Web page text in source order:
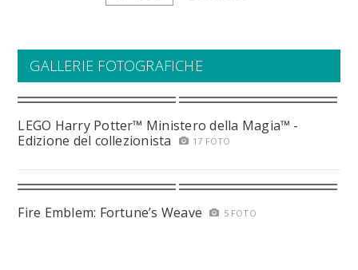
GALLERIE FOTOGRAFICHE
LEGO Harry Potter™ Ministero della Magia™ -
Edizione del collezionista
17 FOTO
Fire Emblem: Fortune’s Weave 5 FOTO